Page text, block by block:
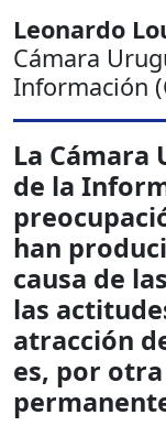
Leonardo
Cámara
Información
La Cámara
de la
han
causa de
las
atracción
es, por